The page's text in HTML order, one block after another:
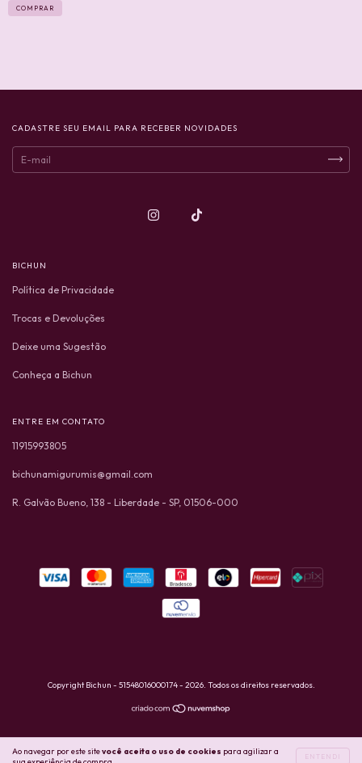
Ao navegar por este sitevocê aceita o uso de cookies para agilizar a
ENTENDI
CADASTRE SEU EMAIL PARA RECEBER NOVIDADES
BICHUN
Política de Privacidade
Trocas e Devoluções
Deixe uma Sugestão
Conheça a Bichun
ENTRE EM CONTATO
11915993805
bichunamigurumis@gmail.com
R. Galvão Bueno, 138 - Liberdade - SP, 01506-000
Copyright Bichun - 51548016000174 - 2026. Todos os direitos reservados.